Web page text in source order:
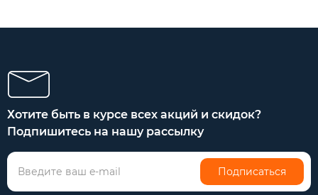
Хотите быть в курсе всех акций и скидок?
Подпишитесь на нашу рассылку
Подписаться